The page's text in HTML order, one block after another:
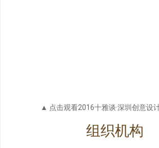
▲ 点击观看2016十雅谈·深圳创意设
组织机构